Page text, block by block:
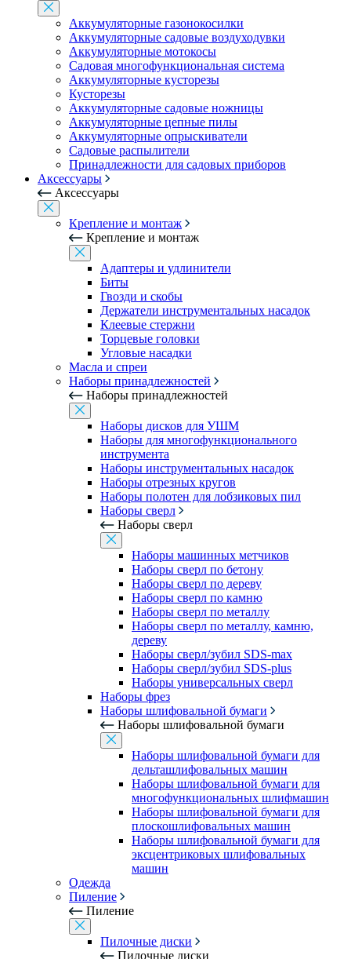
Аккумуляторные газонокосилки
Аккумуляторные садовые воздуходувки
Аккумуляторные мотокосы
Садовая многофункциональная система
Аккумуляторные кусторезы
Кусторезы
Аккумуляторные садовые ножницы
Аккумуляторные цепные пилы
Аккумуляторные опрыскиватели
Садовые распылители
Принадлежности для садовых приборов
Аксессуары
Аксессуары
Крепление и монтаж
Крепление и монтаж
Адаптеры и удлинители
Биты
Гвозди и скобы
Держатели инструментальных насадок
Клеевые стержни
Торцевые головки
Угловые насадки
Масла и спреи
Наборы принадлежностей
Наборы принадлежностей
Наборы дисков для УШМ
Наборы для многофункционального
инструмента
Наборы инструментальных насадок
Наборы отрезных кругов
Наборы полотен для лобзиковых пил
Наборы сверл
Наборы сверл
Наборы машинных метчиков
Наборы сверл по бетону
Наборы сверл по дереву
Наборы сверл по камню
Наборы сверл по металлу
Наборы сверл по металлу, камню,
дереву
Наборы сверл/зубил SDS-max
Наборы сверл/зубил SDS-plus
Наборы универсальных сверл
Наборы фрез
Наборы шлифовальной бумаги
Наборы шлифовальной бумаги
Наборы шлифовальной бумаги для
дельташлифовальных машин
Наборы шлифовальной бумаги для
многофункциональных шлифмашин
Наборы шлифовальной бумаги для
плоскошлифовальных машин
Наборы шлифовальной бумаги для
эксцентриковых шлифовальных
машин
Одежда
Пиление
Пиление
Пилочные диски
Пилочные диски